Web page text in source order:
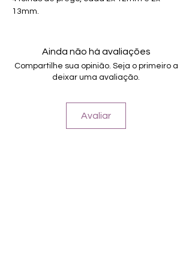
13mm.
Ainda não há avaliações
Compartilhe sua opinião. Seja o primeiro a
deixar uma avaliação.
Avaliar